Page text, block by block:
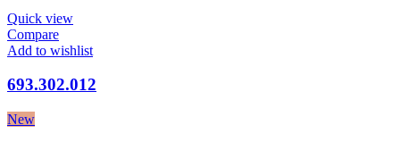
Quick view
Compare
Add to wishlist
693.302.012
New